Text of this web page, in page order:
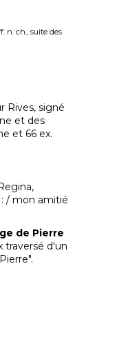
n. ch., suite des
Rives, signé
et des
et 66 ex.
/ mon amitié
de Pierre
traversé d'un